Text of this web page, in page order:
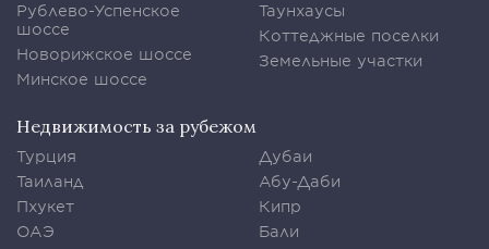
Рублево-Успенское
шоссе
Новорижское шоссе
Минское шоссе
Таунхаусы
Коттеджные поселки
Земельные участки
Недвижимость за рубежом
Турция
Таиланд
Пхукет
ОАЭ
Дубаи
Абу-Даби
Кипр
Бали